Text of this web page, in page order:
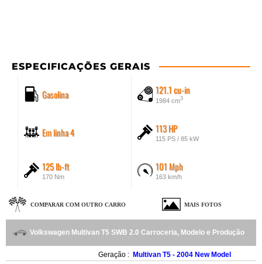
ESPECIFICAÇÕES GERAIS
Gasolina 121.1 cu-in
1984 cm3
Em linha 4 113 HP
115 PS / 85 kW
125 lb-ft
170 Nm
101 Mph
163 km/h
COMPARAR COM OUTRO CARRO MAIS FOTOS
Volkswagen Multivan T5 SWB 2.0 Carroceria, Modelo e Produção
Geração : Multivan T5 - 2004 New Model